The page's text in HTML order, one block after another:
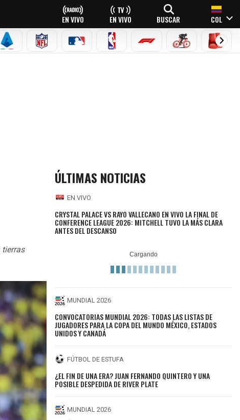
EN VIVO EN VIVO BUSCAR COL
LEAGUE
SERIE A NFL MLB NBA FÓRMULA 1CICLISMOBOXEO
tierras
ÚLTIMAS NOTICIAS
EN VIVO
CRYSTAL PALACE VS RAYO VALLECANO EN VIVO LA FINAL DE
CONFERENCE LEAGUE 2026: MITCHELL TUVO LA MÁS CLARA
ANTES DEL DESCANSO
MUNDIAL 2026
CONVOCATORIAS MUNDIAL 2026: TODAS LAS LISTAS DE
JUGADORES PARA LA COPA DEL MUNDO MÉXICO, ESTADOS
UNIDOS Y CANADÁ
FÚTBOL DE ESTUFA
¿EL FIN DE UNA ERA? JUAN FERNANDO QUINTERO Y UNA
POSIBLE DESPEDIDA DE RIVER PLATE
MUNDIAL 2026